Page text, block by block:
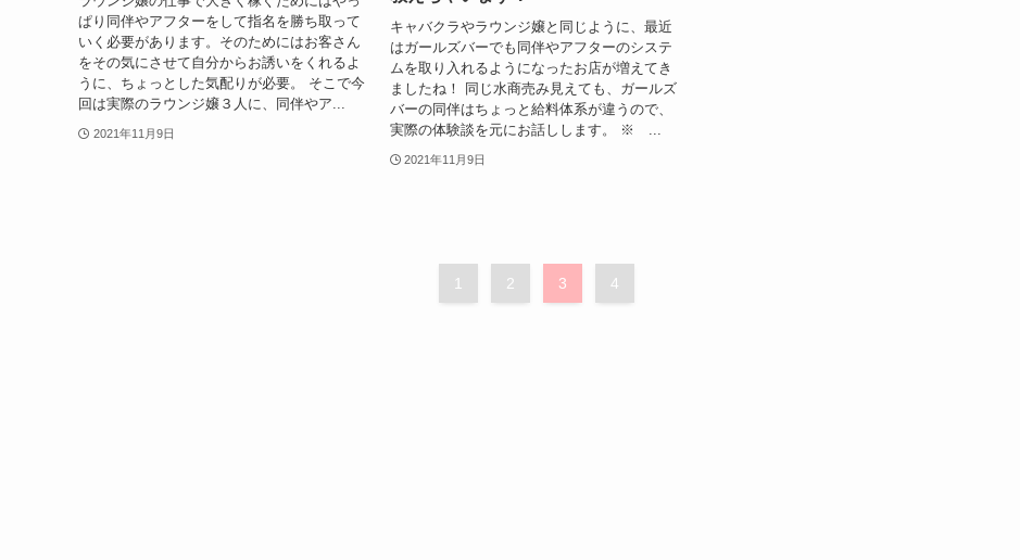
ぱり同伴やアフターをして指名を勝ち取って
いく必要があります。そのためにはお客さん
をその気にさせて自分からお誘いをくれるよ
うに、ちょっとした気配りが必要。 そこで今
回は実際のラウンジ嬢３人に、同伴やア...
2021年11月9日
キャバクラやラウンジ嬢と同じように、最近
はガールズバーでも同伴やアフターのシステ
ムを取り入れるようになったお店が増えてき
ましたね！ 同じ水商売み見えても、ガールズ
バーの同伴はちょっと給料体系が違うので、
実際の体験談を元にお話しします。 ※ ...
2021年11月9日
1 2 3 4